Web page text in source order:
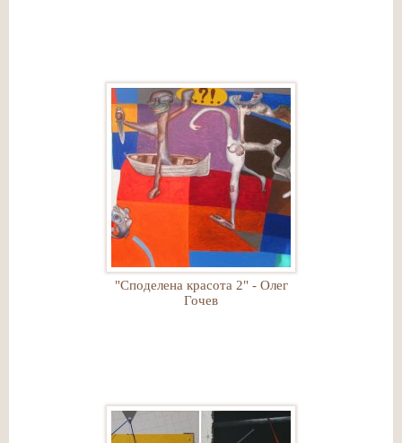
"Споделена красота 2" - Олег
Гочев